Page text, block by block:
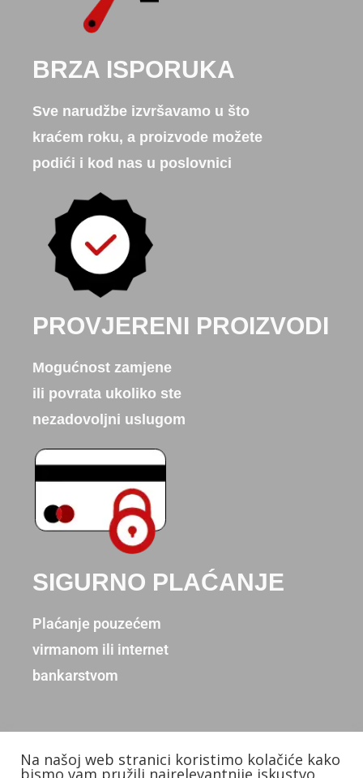
BRZA ISPORUKA
Sve narudžbe izvršavamo u što
kraćem roku, a proizvode možete
podići i kod nas u poslovnici
PROVJERENI PROIZVODI
Mogućnost zamjene
ili povrata ukoliko ste
nezadovoljni uslugom
SIGURNO PLAĆANJE
Plaćanje pouzećem
virmanom ili internet
bankarstvom
Copyright © 2026. Donum d.o.o.
Na našoj web stranici koristimo kolačiće kako
bismo vam pružili najrelevantnije iskustvo